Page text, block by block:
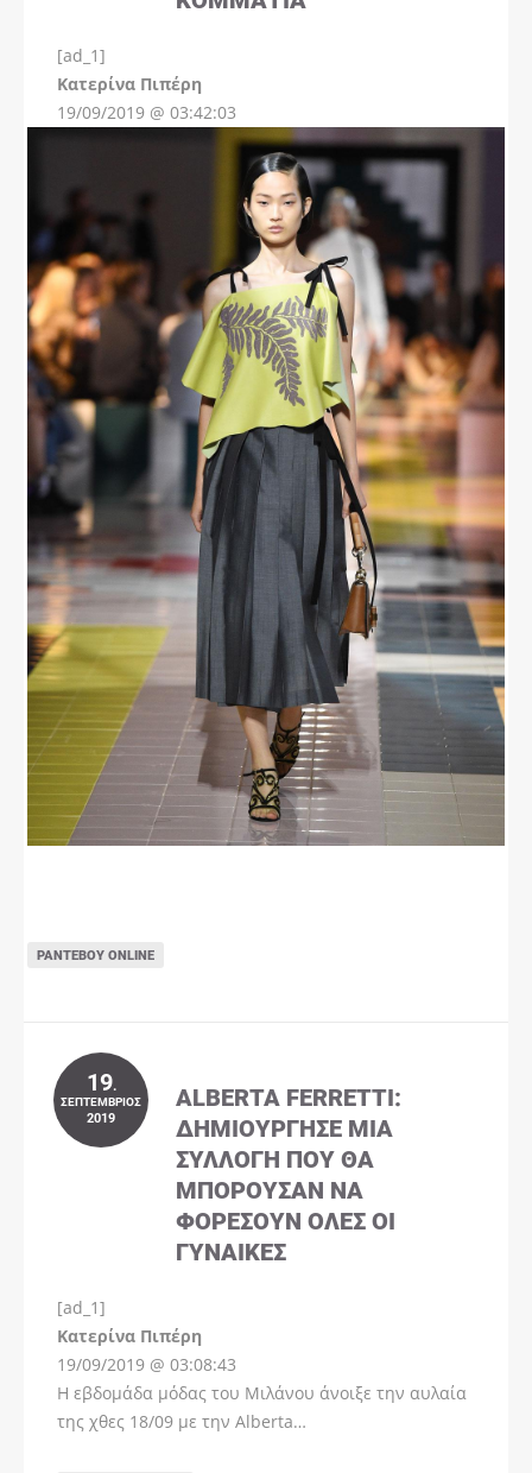
[ad_1]
Kατερίνα Πιπέρη
19/09/2019 @ 03:42:03
ΡΑΝΤΕΒΟΎ ONLINE
19.
ΣΕΠΤΈΜΒΡΙΟΣ
2019
ALBERTA FERRETTI:
ΔΗΜΙΟΎΡΓΗΣΕ ΜΊΑ
ΣΥΛΛΟΓΉ ΠΟΥ ΘΑ
ΜΠΟΡΟΎΣΑΝ ΝΑ
ΦΟΡΈΣΟΥΝ ΌΛΕΣ ΟΙ
ΓΥΝΑΊΚΕΣ
[ad_1]
Kατερίνα Πιπέρη
19/09/2019 @ 03:08:43
Η εβδομάδα μόδας του Μιλάνου άνοιξε την αυλαία
της χθες 18/09 με την Alberta…